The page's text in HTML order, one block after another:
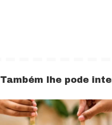
Também lhe pode